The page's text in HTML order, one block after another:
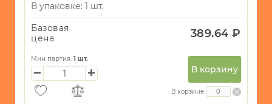
В упаковке: 1 шт.
Базовая
цена
389.64 ₽
Мин партия: 1 шт.
В корзину
В корзине